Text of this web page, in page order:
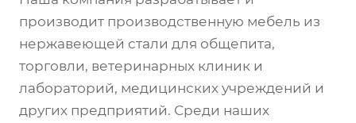
производит производственную мебель из
нержавеющей стали для общепита,
торговли, ветеринарных клиник и
лабораторий, медицинских учреждений и
других предприятий. Среди наших